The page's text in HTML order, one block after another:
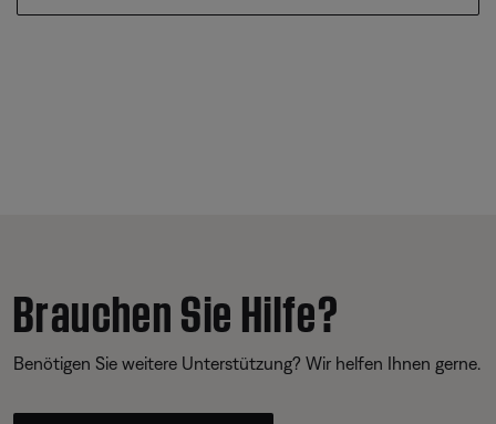
Brauchen Sie Hilfe?
Benötigen Sie weitere Unterstützung? Wir helfen Ihnen gerne.